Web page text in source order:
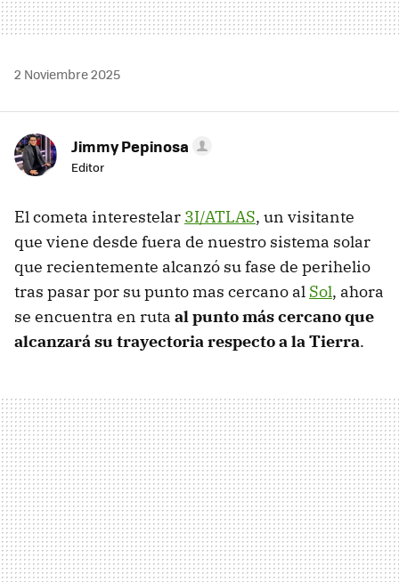
2 Noviembre 2025
Jimmy Pepinosa
Editor
El cometa interestelar 3I/ATLAS, un visitante
que viene desde fuera de nuestro sistema solar
que recientemente alcanzó su fase de perihelio
tras pasar por su punto mas cercano al Sol, ahora
se encuentra en ruta al punto más cercano que
alcanzará su trayectoria respecto a la Tierra.